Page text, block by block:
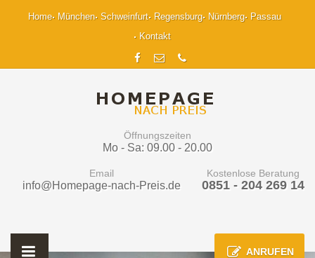
Home München Schweinfurt Regensburg Nürnberg
Passau
Kontakt
Öffnungszeiten
Mo - Sa: 09.00 - 20.00
Email
info@Homepage-nach-Preis.de
Kostenlose Beratung
0851 - 204 269 14
ANRUFEN